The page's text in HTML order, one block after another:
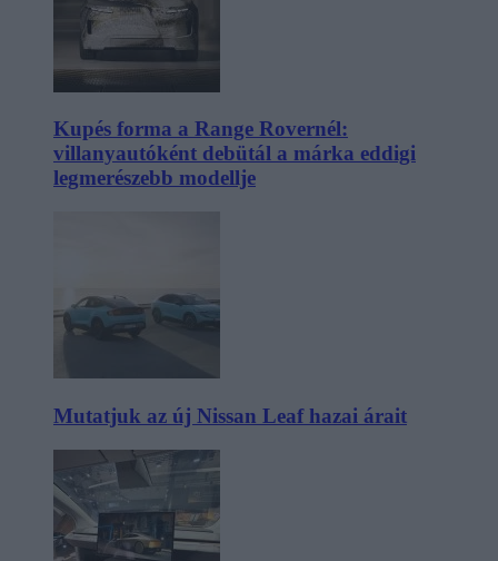
Kupés forma a Range Rovernél:
villanyautóként debütál a márka eddigi
legmerészebb modellje
Mutatjuk az új Nissan Leaf hazai árait